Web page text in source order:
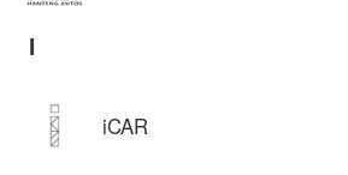
I
iCAR